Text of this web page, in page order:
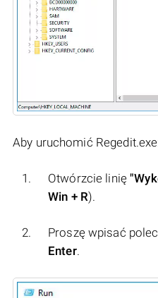
Aby uruchomić
Otwórzcie linię
Win + R).
Proszę wpisać
Enter.